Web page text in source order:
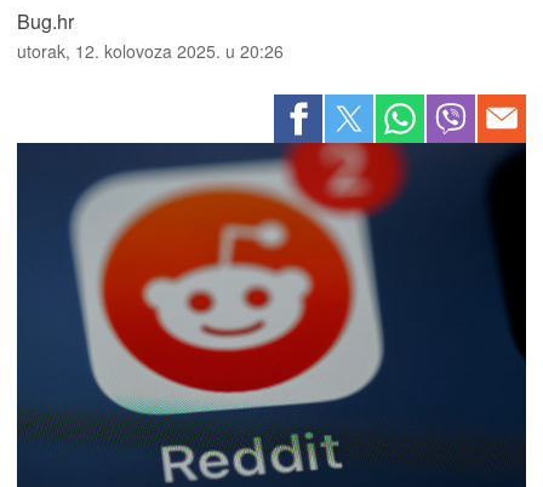
Bug.hr
utorak, 12. kolovoza 2025. u 20:26